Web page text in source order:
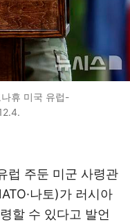
휴 미국 유럽-
럽 주둔 미군 사령관
나토)가 러시아
할 수 있다고 발언